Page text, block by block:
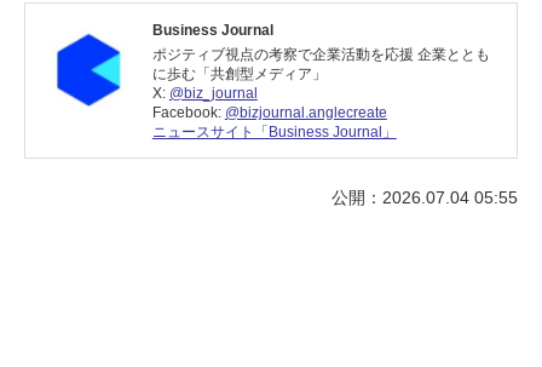
Business Journal
ポジティブ視点の考察で企業活動を応援 企業ととも
に歩む「共創型メディア」
X: @biz_journal
Facebook: @bizjournal.anglecreate
ニュースサイト「Business Journal」
公開：2026.07.04 05:55